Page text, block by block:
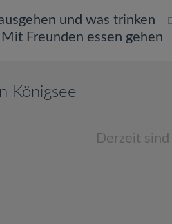
und was trinken
Mit Freunden essen gehen
Königsee
Derzeit